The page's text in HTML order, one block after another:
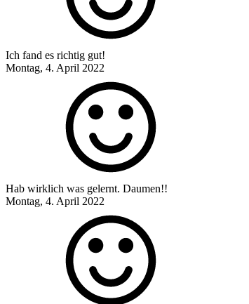
Ich fand es richtig gut!
Montag, 4. April 2022
Hab wirklich was gelernt. Daumen!!
Montag, 4. April 2022